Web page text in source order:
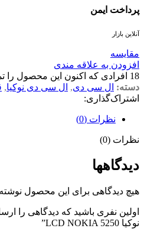
پرداخت ایمن
آنلاین بازار
مقايسه
افزودن به علاقه مندی
18 افرادی که اکنون این محصول را
دسته: ال سی دی, ال سی دی نوکیا,
اشتراک‌گذاری:
نظرات (0)
نظرات (0)
دیدگاهها
هیچ دیدگاهی برای این محصول
اولین نفری باشید که دیدگاهی را
نوکیا LCD NOKIA 5250”